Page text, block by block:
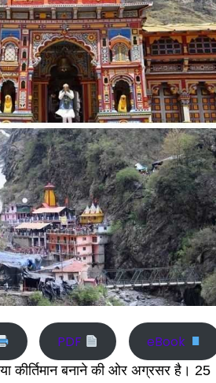
PDF eBook
कीर्तिमान बनाने की ओर अग्रसर है। 25